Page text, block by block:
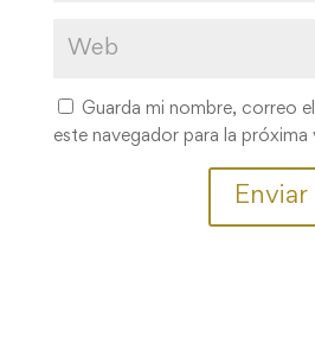
Guarda mi nombre, correo
este navegador para la próxima